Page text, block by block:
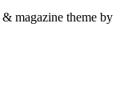
magazine theme by